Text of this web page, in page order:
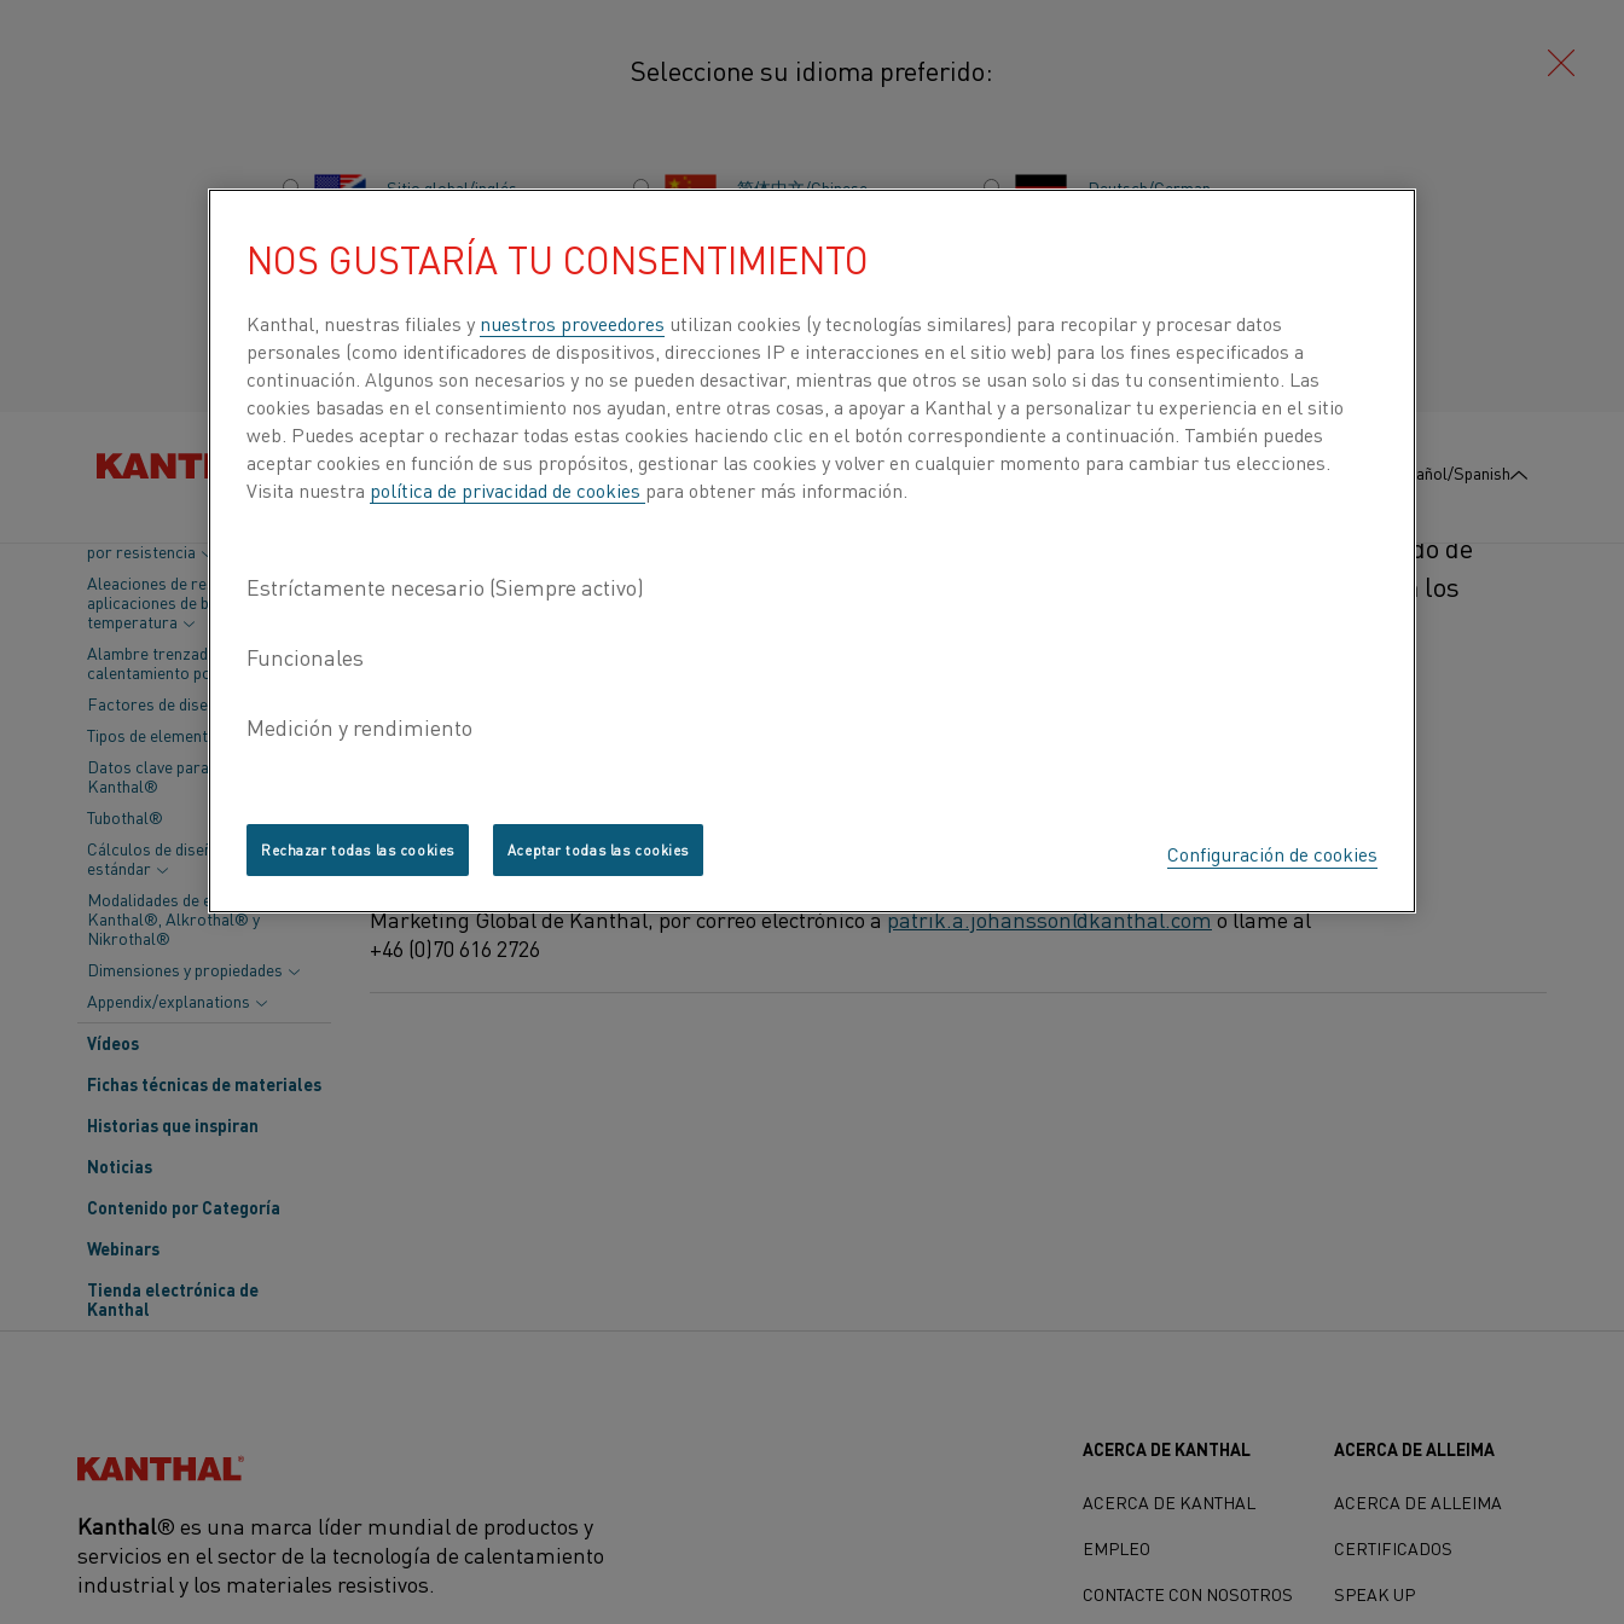
Seleccione su idioma preferido:
Sitio global/inglés 简体中文/Chinese Deutsch/German
Italiano/Italian 日本語/Japanese
Español/Spanish Français/French
BUSCAR PRODUCTOS
POR
ACERCA DE
NOSOTROS
CENTRO DE
CONOCIMIENTO
:
Póngase en contacto con
Español/Spanish
Noticias
KANTHAL ANUNCIA
AUMENTO DE PRECIOS
CENTRO DE CONOCIMIENTO
Información sobre material
por resistencia
Aleaciones de resistencia para
aplicaciones de baja
temperatura
Alambre trenzado de
calentamiento por resistencia
Factores de diseño
Tipos de elementos
Datos clave para elementos
Kanthal®
Tubothal®
Cálculos de diseño y tolerancias
estándar
Modalidades de entrega:
Kanthal®, Alkrothal® y
Nikrothal®
Dimensiones y propiedades
Appendix/explanations
Vídeos
Fichas técnicas de materiales
Historias que inspiran
Noticias
Contenido por Categoría
Webinars
Tienda electrónica de
Kanthal
Categorías: Compañía Publicado 26 may 2021
El proveedor de tecnología de calentamiento Kanthal anuncia que ha notificado a los clientes a nivel
mundial de un aumento de precios, a partir del 7 de junio de 2021. El aumento es el resultado de
mayores costos relacionados con la materia prima, la logística y el personal y variará según los
aumentando las presiones inflacionarias en nuestra industria", expresó Anders Björklund,
presidente de Kanthal. "Estamos trabajando continuamente para optimizar nuestra estructura de
y la experiencia en servicios que brindan valor a nuestros clientes".
Marketing Global de Kanthal, por correo electrónico apatrik.a.johansson@kanthal.como llame al
+46 (0)70 616 2726
Kanthal®
Kanthal® es una marca líder mundial de productos y
servicios en el sector de la tecnología de calentamiento
industrial y los materiales resistivos.
ACERCA DE KANTHAL
ACERCA DE KANTHAL
EMPLEO
CONTACTE CON NOSOTROS
ACERCA DE ALLEIMA
ACERCA DE ALLEIMA
CERTIFICADOS
SPEAK UP
NOS GUSTARÍA TU CONSENTIMIENTO
Kanthal, nuestras filiales y nuestros proveedores utilizan cookies (y tecnologías similares) para recopilar y procesar datos
personales (como identificadores de dispositivos, direcciones IP e interacciones en el sitio web) para los fines especificados a
continuación. Algunos son necesarios y no se pueden desactivar, mientras que otros se usan solo si das tu consentimiento. Las
cookies basadas en el consentimiento nos ayudan, entre otras cosas, a apoyar a Kanthal y a personalizar tu experiencia en el sitio
web. Puedes aceptar o rechazar todas estas cookies haciendo clic en el botón correspondiente a continuación. También puedes
aceptar cookies en función de sus propósitos, gestionar las cookies y volver en cualquier momento para cambiar tus elecciones.
Visita nuestra política de privacidad de cookies para obtener más información.
Configuración de cookies
Rechazar todas las cookies Aceptar todas las cookies